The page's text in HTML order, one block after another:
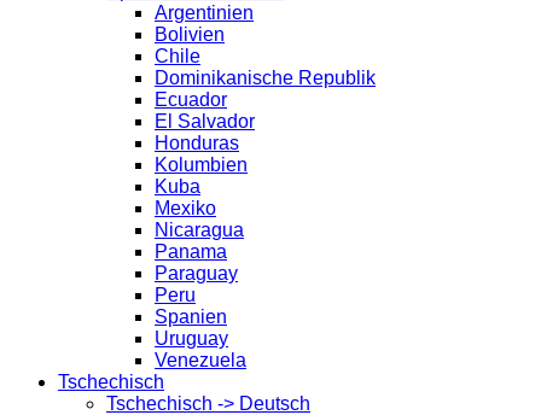
Argentinien
Bolivien
Chile
Dominikanische Republik
Ecuador
El Salvador
Honduras
Kolumbien
Kuba
Mexiko
Nicaragua
Panama
Paraguay
Peru
Spanien
Uruguay
Venezuela
Tschechisch
Tschechisch -> Deutsch